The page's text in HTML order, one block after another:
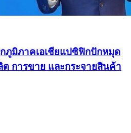
ภูมิภาคเอเชียแปซิฟิกปักหมุด
ต การขาย และกระจายสินค้า